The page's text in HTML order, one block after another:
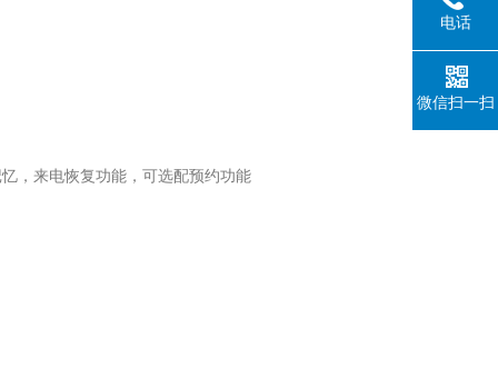
，来电恢复功能，可选配预约功能
电话
微信扫一扫